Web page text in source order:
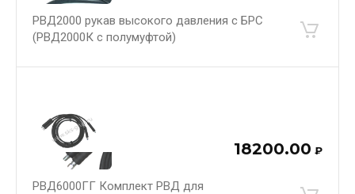
РВД2000 рукав высокого давления с БРС
(РВД2000К с полумуфтой)
18200.00 ₽
РВД6000ГГ Комплект РВД для